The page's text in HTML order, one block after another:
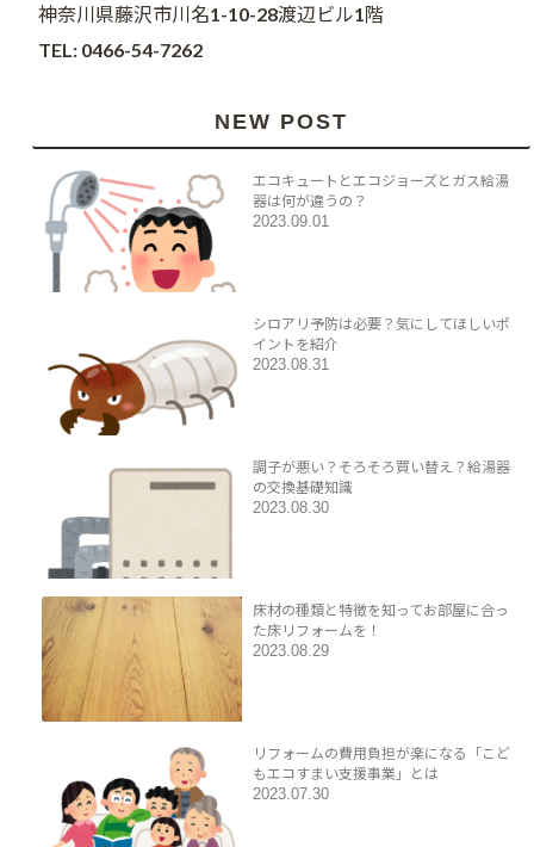
神奈川県藤沢市川名1-10-28渡辺ビル1階
TEL: 0466-54-7262
NEW POST
エコキュートとエコジョーズとガス給湯
器は何が違うの？
2023.09.01
シロアリ予防は必要？気にしてほしいポ
イントを紹介
2023.08.31
調子が悪い？そろそろ買い替え？給湯器
の交換基礎知識
2023.08.30
床材の種類と特徴を知ってお部屋に合っ
た床リフォームを！
2023.08.29
リフォームの費用負担が楽になる「こど
もエコすまい支援事業」とは
2023.07.30